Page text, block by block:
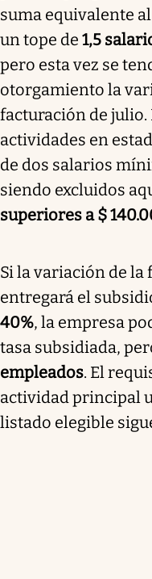
suma equivalente
un tope de 1,5
pero esta vez se
otorgamiento la
facturación de julio.
actividades en
de dos salarios
siendo excluidos
superiores a $
Si la variación de la
entregará el
40%, la empresa
tasa subsidiada,
empleados. El
actividad principal
listado elegible